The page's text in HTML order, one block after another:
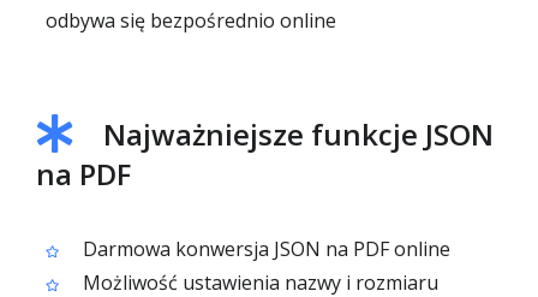
odbywa się bezpośrednio online
Najważniejsze funkcje JSON
na PDF
Darmowa konwersja JSON na PDF online
Możliwość ustawienia nazwy i rozmiaru